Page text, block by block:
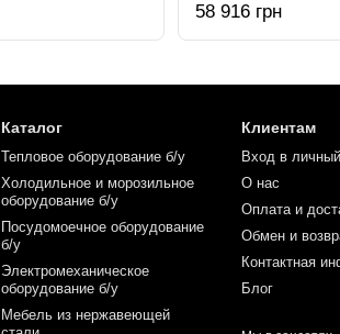
58 916 грн
Каталог
Тепловое оборудование б/у
Холодильное и морозильное
оборудование б/у
Посудомоечное оборудование
б/у
Электромеханическое
оборудование б/у
Мебель из нержавеющей
Клиентам
Вход в
О нас
Оплата и
Обмен и
Контактная
Блог